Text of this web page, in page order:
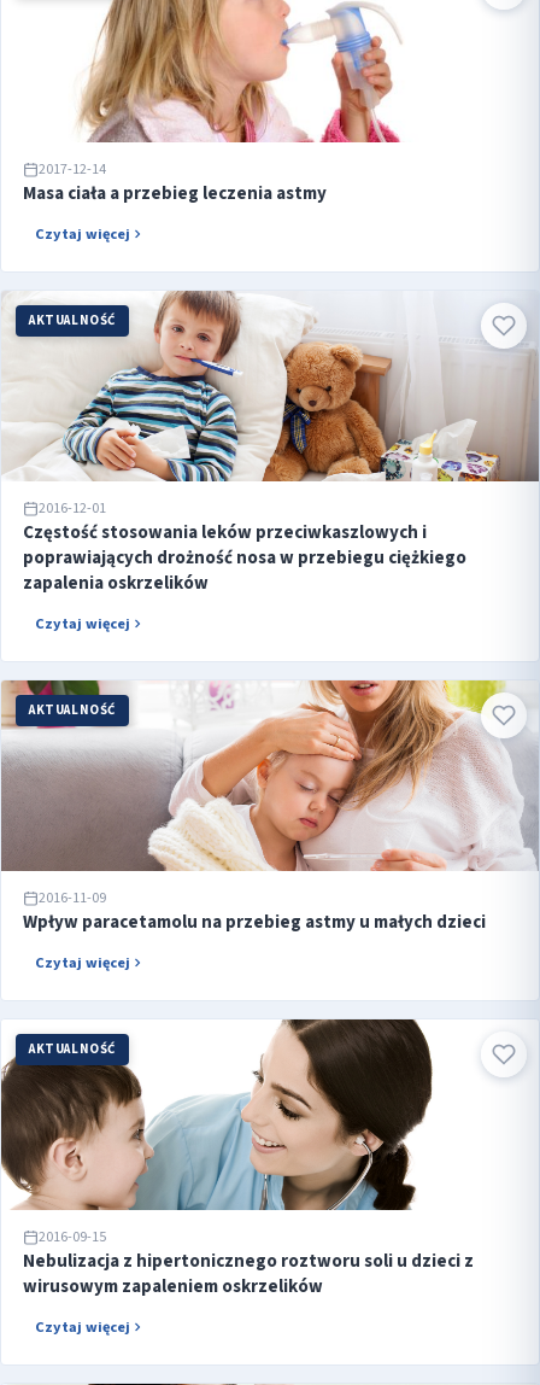
2017-12-14
Masa ciała a przebieg leczenia astmy
Czytaj więcej
AKTUALNOŚĆ
2016-12-01
Częstość stosowania leków przeciwkaszlowych i
poprawiających drożność nosa w przebiegu ciężkiego
zapalenia oskrzelików
Czytaj więcej
AKTUALNOŚĆ
2016-11-09
Wpływ paracetamolu na przebieg astmy u małych dzieci
Czytaj więcej
AKTUALNOŚĆ
2016-09-15
Nebulizacja z hipertonicznego roztworu soli u dzieci z
wirusowym zapaleniem oskrzelików
Czytaj więcej